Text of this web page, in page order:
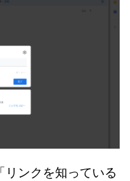
リンクを知っている